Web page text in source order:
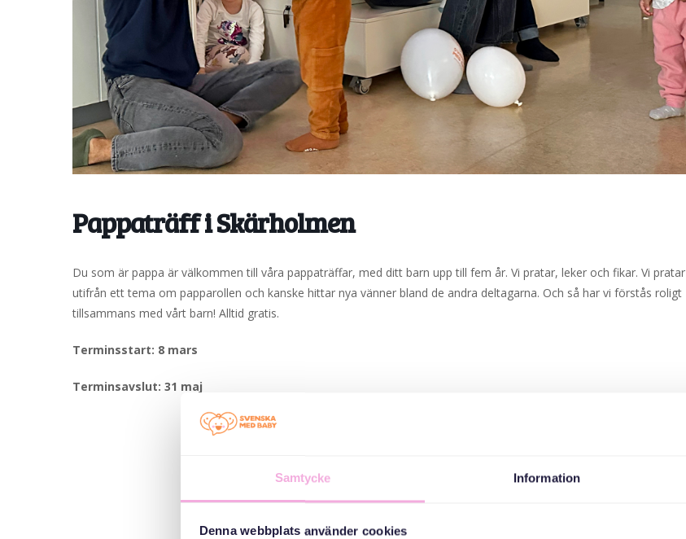
Samtycke Information
Denna webbplats använder cookies
Pappaträff i Skärholmen
Du som är pappa är välkommen till våra pappaträffar, med ditt barn upp till fem år. Vi pratar, leker och fikar. Vi pratar
utifrån ett tema om papparollen och kanske hittar nya vänner bland de andra deltagarna. Och så har vi förstås roligt
tillsammans med vårt barn! Alltid gratis.
Terminsstart: 8 mars
Terminsavslut: 31 maj